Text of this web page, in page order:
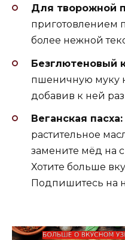
Для творожной
приготовлением
более нежной
Безглютеновый
пшеничную муку
добавив к ней
Веганская пасха:
растительное
замените мёд на
Хотите больше
Подпишитесь на